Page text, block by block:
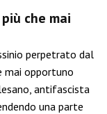
che mai
perpetrato dal
mai opportuno
antifascista
una parte